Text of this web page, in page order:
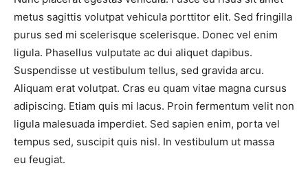
metus sagittis volutpat vehicula porttitor elit. Sed fringilla
purus sed mi scelerisque scelerisque. Donec vel enim
ligula. Phasellus vulputate ac dui aliquet dapibus.
Suspendisse ut vestibulum tellus, sed gravida arcu.
Aliquam erat volutpat. Cras eu quam vitae magna cursus
adipiscing. Etiam quis mi lacus. Proin fermentum velit non
ligula malesuada imperdiet. Sed sapien enim, porta vel
tempus sed, suscipit quis nisl. In vestibulum ut massa
eu feugiat.